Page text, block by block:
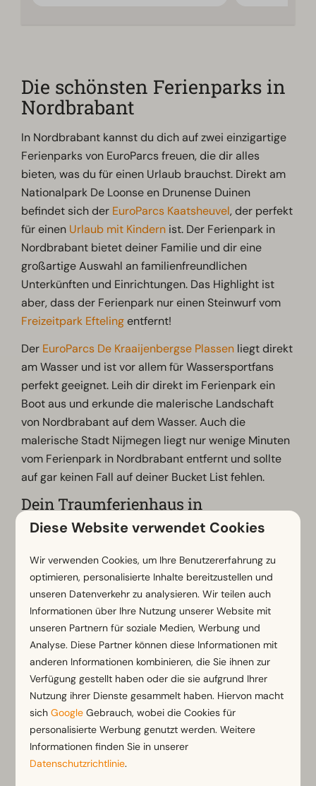
Die schönsten Ferienparks in
Nordbrabant
In Nordbrabant kannst du dich auf zwei einzigartige
Ferienparks von EuroParcs freuen, die dir alles
bieten, was du für einen Urlaub brauchst. Direkt am
Nationalpark De Loonse en Drunense Duinen
befindet sich der EuroParcs Kaatsheuvel, der perfekt
für einen Urlaub mit Kindern ist. Der Ferienpark in
Nordbrabant bietet deiner Familie und dir eine
großartige Auswahl an familienfreundlichen
Unterkünften und Einrichtungen. Das Highlight ist
aber, dass der Ferienpark nur einen Steinwurf vom
Freizeitpark Eftelingentfernt!
Der EuroParcs De Kraaijenbergse Plassen liegt direkt
am Wasser und ist vor allem für Wassersportfans
perfekt geeignet. Leih dir direkt im Ferienpark ein
Boot aus und erkunde die malerische Landschaft
von Nordbrabant auf dem Wasser. Auch die
malerische Stadt Nijmegen liegt nur wenige Minuten
vom Ferienpark in Nordbrabant entfernt und sollte
auf gar keinen Fall auf deiner Bucket List fehlen.
Dein Traumferienhaus in
Nordbrabant
bekannt für ihre malerischen Landschaften,
charmanten Städte und zahlreiche
Freizeitmöglichkeiten. Ob du mit der Familie verreist,
einen romantischen Kurztrip planst oder ein
Aktivwochenende suchst – in einem Ferienpark von
EuroParcs in Noord-Brabant findest du die perfekte
Unterkunft.
Buche jetzt deinen Urlaub in luxuriöse Villen,
gemütliche Chalets oder komfortable Tiny Houses
mitten in der Natur und genieße mit deinen Liebsten
eine gemeinsame Auszeit in einem Ferienhaus in
Diese Website verwendet Cookies
Wir verwenden Cookies, um Ihre Benutzererfahrung zu
optimieren, personalisierte Inhalte bereitzustellen und
unseren Datenverkehr zu analysieren. Wir teilen auch
Informationen über Ihre Nutzung unserer Website mit
unseren Partnern für soziale Medien, Werbung und
Analyse. Diese Partner können diese Informationen mit
anderen Informationen kombinieren, die Sie ihnen zur
Verfügung gestellt haben oder die sie aufgrund Ihrer
Nutzung ihrer Dienste gesammelt haben. Hiervon macht
sichGoogle Gebrauch, wobei die Cookies für
personalisierte Werbung genutzt werden. Weitere
Informationen finden Sie in unserer
Datenschutzrichtlinie.